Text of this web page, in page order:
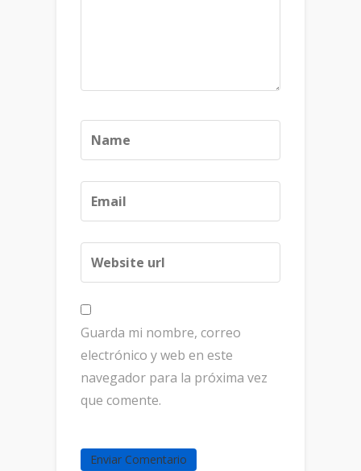
Guarda mi nombre, correo
electrónico y web en este
navegador para la próxima vez
que comente.